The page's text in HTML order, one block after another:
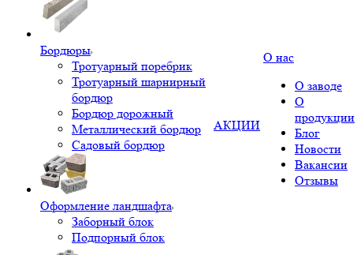
Бордюры
Тротуарный поребрик
Тротуарный шарнирный
бордюр
Бордюр дорожный
Металлический бордюр
Садовый бордюр
Оформление ландшафта
Заборный блок
Подпорный блок
АКЦИИ
О нас
О заводе
О
продукции
Блог
Новости
Вакансии
Отзывы